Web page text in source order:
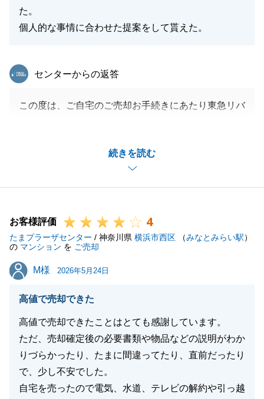
た。
個人的な事情に合わせた提案をして貰えた。
続きを読む
東急リバブル
センターからの返答
この度は、ご自宅のご売却お手続きにあたり東急リバ
のご売却のお手伝いも出来た事大変嬉しく存じます。
お手続きについても、K様がいつも快くこちらからの
ご依頼事項にご対応をいただけたお陰でスムーズなお
の事がございましたらお気軽にご相談いただければと
存じます。
今後とも東急リバブルをご愛顧の程よろしくお願いい
たします。
閉じる
お客様評価 4
たまプラーザセンター / 神奈川県 横浜市西区 （みなとみらい駅）
の マンション を ご売却
M様
M様 2026年5月24日
高値で売却できた
高値で売却できたことはとても感謝しています。
ただ、売却確定後の必要書類や物品などの説明がわか
りづらかったり、たまに間違ってたり、直前だったり
で、少し不安でした。
自宅を売ったので電気、水道、テレビの解約や引っ越